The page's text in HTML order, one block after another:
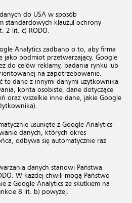
do USA w sposób
standardowych klauzul ochrony
2 lit. c) RODO.
Analytics zadbano o to, aby firma
jako podmiot przetwarzający. Google
do celów reklamy, badania rynku lub
na zapotrzebowanie.
te dane z innymi danymi użytkownika
konta osobiste, dane dotyczące
oraz wszelkie inne dane, jakie Google
usunięte z Google Analytics
danych, których okres
odbywa się automatycznie raz
danych stanowi Państwa
W każdej chwili mogą Państwo
z Google Analytics ze skutkiem na
8 lit. b) powyżej.